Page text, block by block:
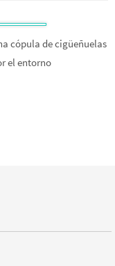
cópula de cigüeñuelas
el entorno